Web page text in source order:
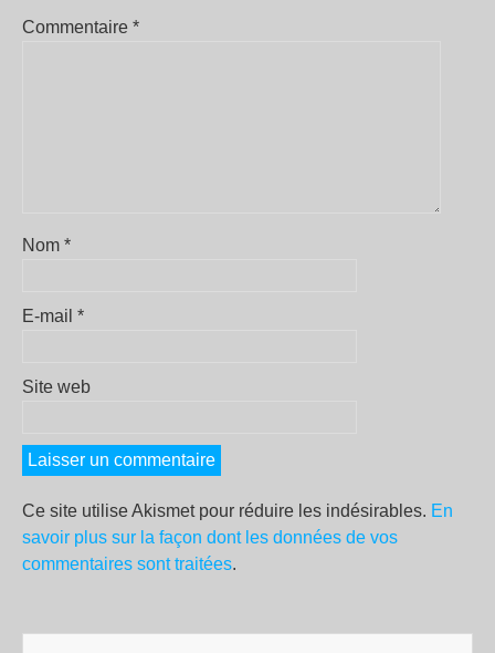
Commentaire *
Nom *
E-mail *
Site web
Ce site utilise Akismet pour réduire les indésirables. En
savoir plus sur la façon dont les données de vos
commentaires sont traitées.